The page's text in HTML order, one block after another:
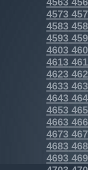
4573
4583
4593
4603
4613
4623
4633
4643
4653
4663
4673
4683
4693